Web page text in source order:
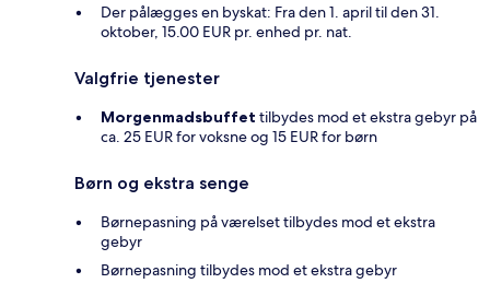
Der pålægges en byskat: Fra den 1. april til den 31.
oktober, 15.00 EUR pr. enhed pr. nat.
Valgfrie tjenester
Morgenmadsbuffet tilbydes mod et ekstra gebyr på
ca. 25 EUR for voksne og 15 EUR for børn
Børn og ekstra senge
Børnepasning på værelset tilbydes mod et ekstra
gebyr
Børnepasning tilbydes mod et ekstra gebyr